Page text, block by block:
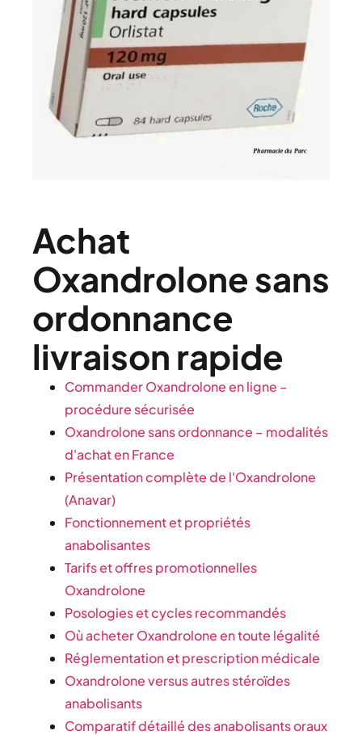
Achat
Oxandrolone sans
ordonnance
livraison rapide
Commander Oxandrolone en ligne –
procédure sécurisée
Oxandrolone sans ordonnance – modalités
d'achat en France
Présentation complète de l'Oxandrolone
(Anavar)
Fonctionnement et propriétés
anabolisantes
Tarifs et offres promotionnelles
Oxandrolone
Posologies et cycles recommandés
Où acheter Oxandrolone en toute légalité
Réglementation et prescription médicale
Oxandrolone versus autres stéroïdes
anabolisants
Comparatif détaillé des anabolisants oraux